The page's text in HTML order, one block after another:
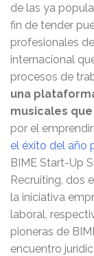
de las ya
fin de tender
profesionales
internacional
procesos de
una
musicales que
por el
el éxito del año
BIME Start-Up
Recruiting, dos
la iniciativa
laboral,
pioneras de
encuentro